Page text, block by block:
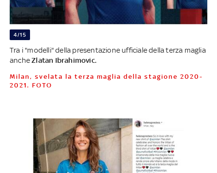
4/15
Tra i "modelli" della presentazione ufficiale della terza maglia
ancheZlatan Ibrahimovic.
Milan, svelata la terza maglia della stagione 2020-
2021. FOTO